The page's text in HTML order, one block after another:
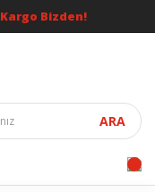
Kargo Bizden!
ARA